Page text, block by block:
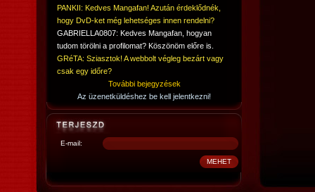
PANKII: Kedves Mangafan! Azután érdeklődnék,
hogy DvD-ket még lehetséges innen rendelni?
GABRIELLA0807: Kedves Mangafan, hogyan
tudom törölni a profilomat? Köszönöm előre is.
GRéTA: Sziasztok! A webbolt végleg bezárt vagy
csak egy időre?
További bejegyzések
Az üzenetküldéshez be kell jelentkezni!
E-mail: